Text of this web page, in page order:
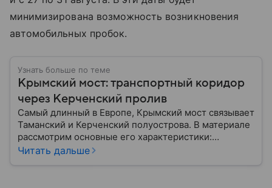
минимизирована возможность возникновения
автомобильных пробок.
Узнать больше по теме
Крымский мост: транспортный коридор
через Керченский пролив
Самый длинный в Европе, Крымский мост связывает
Таманский и Керченский полуострова. В материале
рассмотрим основные его характеристики:
географию, статус объекта, историю строительства
Читать дальше